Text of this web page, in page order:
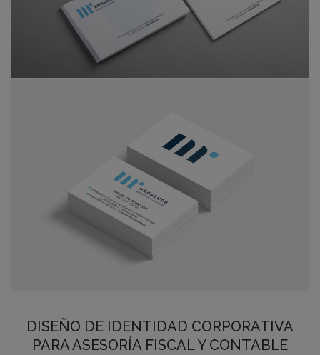
DISEÑO DE IDENTIDAD CORPORATIVA
PARA ASESORÍA FISCAL Y CONTABLE